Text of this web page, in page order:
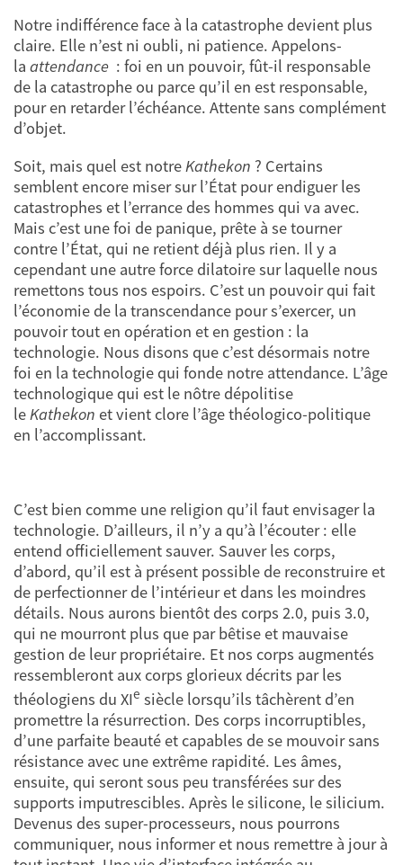
Notre indifférence face à la catastrophe devient plus
claire. Elle n’est ni oubli, ni patience. Appelons-
la attendance : foi en un pouvoir, fût-il responsable
de la catastrophe ou parce qu’il en est responsable,
pour en retarder l’échéance. Attente sans complément
d’objet.
Soit, mais quel est notreKathekon ? Certains
semblent encore miser sur l’État pour endiguer les
catastrophes et l’errance des hommes qui va avec.
Mais c’est une foi de panique, prête à se tourner
contre l’État, qui ne retient déjà plus rien. Il y a
cependant une autre force dilatoire sur laquelle nous
remettons tous nos espoirs. C’est un pouvoir qui fait
l’économie de la transcendance pour s’exercer, un
pouvoir tout en opération et en gestion : la
technologie. Nous disons que c’est désormais notre
foi en la technologie qui fonde notre attendance. L’âge
technologique qui est le nôtre dépolitise
leKathekon et vient clore l’âge théologico-politique
en l’accomplissant.
C’est bien comme une religion qu’il faut envisager la
technologie. D’ailleurs, il n’y a qu’à l’écouter : elle
entend officiellement sauver. Sauver les corps,
d’abord, qu’il est à présent possible de reconstruire et
de perfectionner de l’intérieur et dans les moindres
détails. Nous aurons bientôt des corps 2.0, puis 3.0,
qui ne mourront plus que par bêtise et mauvaise
gestion de leur propriétaire. Et nos corps augmentés
ressembleront aux corps glorieux décrits par les
théologiens du XIe siècle lorsqu’ils tâchèrent d’en
promettre la résurrection. Des corps incorruptibles,
d’une parfaite beauté et capables de se mouvoir sans
résistance avec une extrême rapidité. Les âmes,
ensuite, qui seront sous peu transférées sur des
supports imputrescibles. Après le silicone, le silicium.
Devenus des super-processeurs, nous pourrons
communiquer, nous informer et nous remettre à jour à